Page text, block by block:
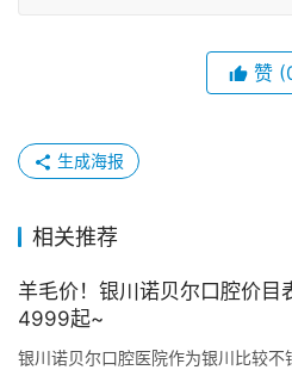
赞
生成海报
相关推荐
羊毛价！银川诺贝尔口腔价
4999起~
银川诺贝尔口腔医院作为银川比较